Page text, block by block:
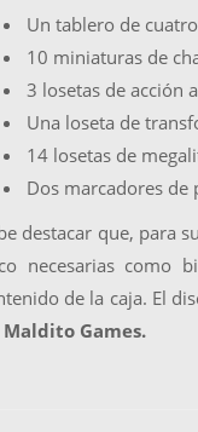
Un tablero de
10 miniaturas de
3 losetas de acción
Una loseta de
14 losetas de
Dos marcadores de
destacar que, para
necesarias como
de la caja. El
Games.